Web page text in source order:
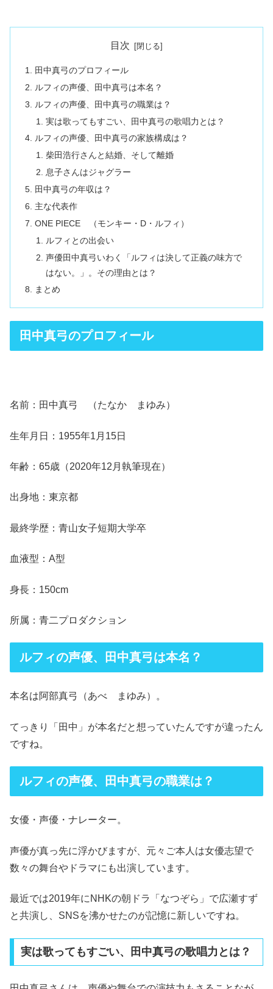
目次
田中真弓のプロフィール
ルフィの声優、田中真弓は本名？
ルフィの声優、田中真弓の職業は？
実は歌ってもすごい、田中真弓の歌唱力とは？
ルフィの声優、田中真弓の家族構成は？
柴田浩行さんと結婚、そして離婚
息子さんはジャグラー
田中真弓の年収は？
主な代表作
ONE PIECE （モンキー・D・ルフィ）
ルフィとの出会い
声優田中真弓いわく「ルフィは決して正義の味方で
はない。」。その理由とは？
まとめ
田中真弓のプロフィール
名前：田中真弓 （たなか まゆみ）
生年月日：1955年1月15日
年齢：65歳（2020年12月執筆現在）
出身地：東京都
最終学歴：青山女子短期大学卒
血液型：A型
身長：150cm
所属：青二プロダクション
ルフィの声優、田中真弓は本名？
本名は阿部真弓（あべ まゆみ）。
てっきり「田中」が本名だと想っていたんですが違ったん
ですね。
ルフィの声優、田中真弓の職業は？
女優・声優・ナレーター。
声優が真っ先に浮かびますが、元々ご本人は女優志望で
数々の舞台やドラマにも出演しています。
最近では2019年にNHKの朝ドラ「なつぞら」で広瀬すず
と共演し、SNSを沸かせたのが記憶に新しいですね。
実は歌ってもすごい、田中真弓の歌唱力とは？